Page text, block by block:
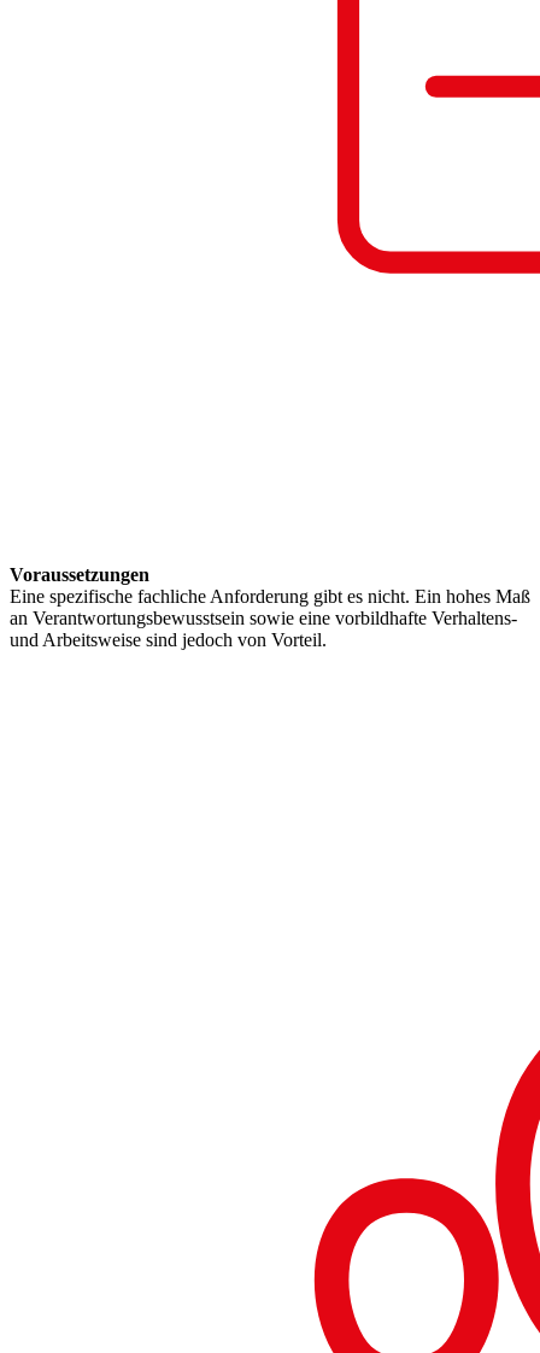
Voraussetzungen
Eine spezifische fachliche Anforderung gibt es nicht. Ein hohes Maß
an Verantwortungsbewusstsein sowie eine vorbildhafte Verhaltens-
und Arbeitsweise sind jedoch von Vorteil.